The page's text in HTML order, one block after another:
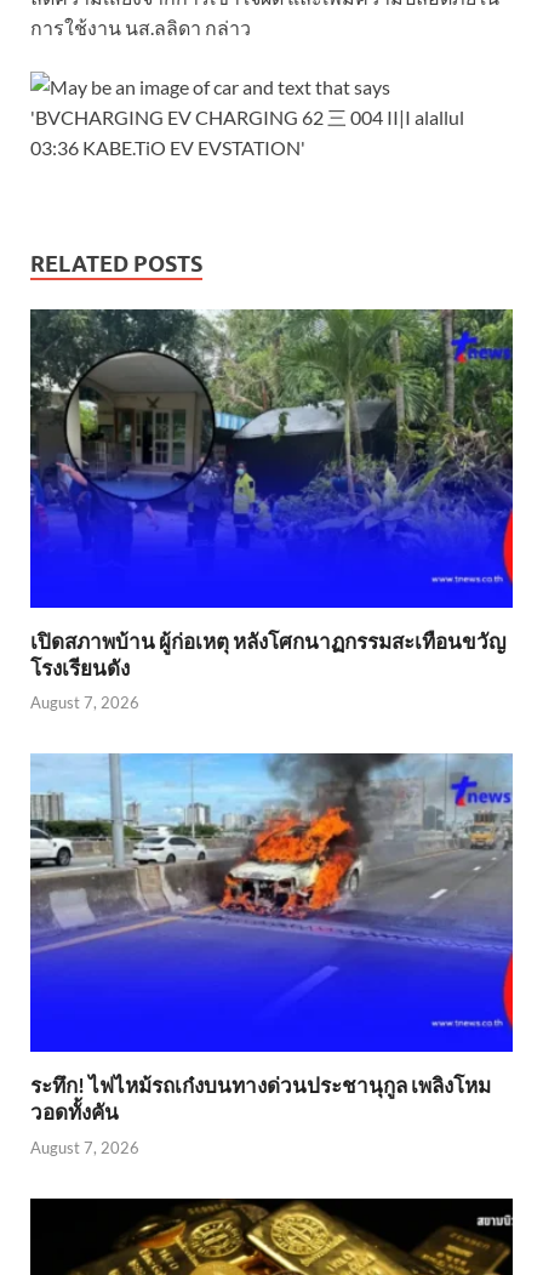
การใช้งาน นส.ลลิดา กล่าว
RELATED POSTS
เปิดสภาพบ้าน ผู้ก่อเหตุ หลังโศกนาฏกรรมสะเทือนขวัญ
โรงเรียนดัง
August 7, 2026
ระทึก! ไฟไหม้รถเก๋งบนทางด่วนประชานุกูล เพลิงโหม
วอดทั้งคัน
August 7, 2026